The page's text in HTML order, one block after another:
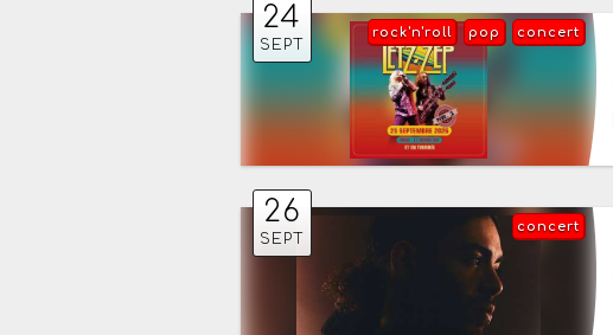
24
SEPT
concert
pop
rock'n'roll
26
SEPT
concert